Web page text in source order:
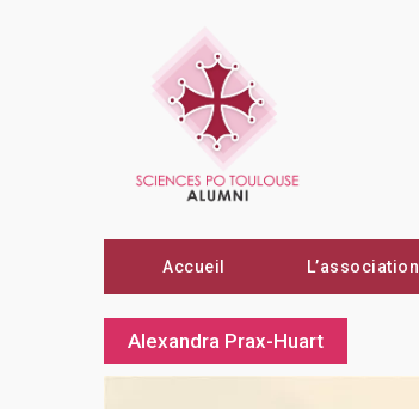
Accueil L’association
Alexandra Prax-Huart